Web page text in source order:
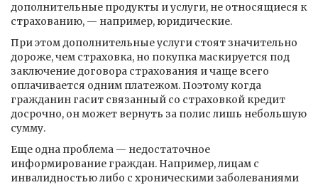
дополнительные продукты и услуги, не относящиеся к
страхованию, — например, юридические.
При этом дополнительные услуги стоят значительно
дороже, чем страховка, но покупка маскируется под
заключение договора страхования и чаще всего
оплачивается одним платежом. Поэтому когда
гражданин гасит связанный со страховкой кредит
досрочно, он может вернуть за полис лишь небольшую
сумму.
Еще одна проблема — недостаточное
информирование граждан. Например, лицам с
инвалидностью либо с хроническими заболеваниями